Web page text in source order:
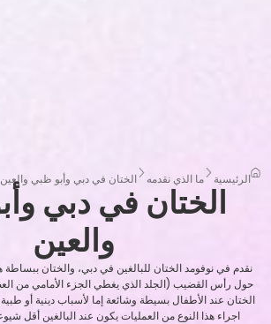
الرئيسية ما الذي نقدمه الختان في دبي وأبو ظبي والعين
الختان في دبي
والعين
نقدم في نوفومد الختان للبالغين في دبي، والختان ببساطة
حول رأس القضيب (الجلد الذي يغطي الجزء الأمامي من
الختان عند الأطفال بسيطة وشائعة إما لأسباب دينية أو
اجراء هذا النوع من العمليات يكون عند البالغين أقل